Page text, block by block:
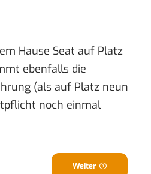
Hause Seat auf Platz
ebenfalls die
(als auf Platz neun
noch einmal
Weiter